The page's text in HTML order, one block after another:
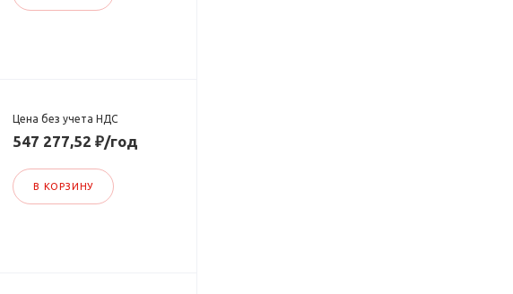
Цена без учета НДС
547 277,52 ₽/год
В КОРЗИНУ